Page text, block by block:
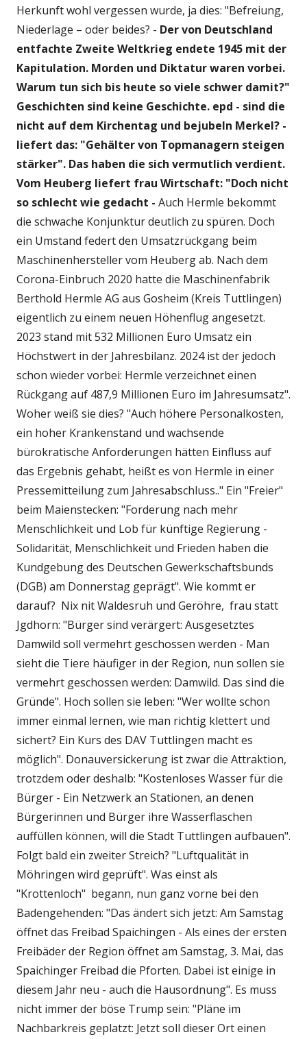
Herkunft wohl vergessen wurde, ja dies: "Befreiung,
Niederlage – oder beides? - Der von Deutschland
entfachte Zweite Weltkrieg endete 1945 mit der
Kapitulation. Morden und Diktatur waren vorbei.
Warum tun sich bis heute so viele schwer damit?"
Geschichten sind keine Geschichte. epd - sind die
nicht auf dem Kirchentag und bejubeln Merkel? -
liefert das: "Gehälter von Topmanagern steigen
stärker". Das haben die sich vermutlich verdient.
Vom Heuberg liefert frau Wirtschaft: "Doch nicht
so schlecht wie gedacht - Auch Hermle bekommt
die schwache Konjunktur deutlich zu spüren. Doch
ein Umstand federt den Umsatzrückgang beim
Maschinenhersteller vom Heuberg ab. Nach dem
Corona-Einbruch 2020 hatte die Maschinenfabrik
Berthold Hermle AG aus Gosheim (Kreis Tuttlingen)
eigentlich zu einem neuen Höhenflug angesetzt.
2023 stand mit 532 Millionen Euro Umsatz ein
Höchstwert in der Jahresbilanz. 2024 ist der jedoch
schon wieder vorbei: Hermle verzeichnet einen
Rückgang auf 487,9 Millionen Euro im Jahresumsatz".
Woher weiß sie dies? "Auch höhere Personalkosten,
ein hoher Krankenstand und wachsende
bürokratische Anforderungen hätten Einfluss auf
das Ergebnis gehabt, heißt es von Hermle in einer
Pressemitteilung zum Jahresabschluss.." Ein "Freier"
beim Maienstecken: "Forderung nach mehr
Menschlichkeit und Lob für künftige Regierung -
Solidarität, Menschlichkeit und Frieden haben die
Kundgebung des Deutschen Gewerkschaftsbunds
(DGB) am Donnerstag geprägt". Wie kommt er
darauf? Nix nit Waldesruh und Geröhre, frau statt
Jgdhorn: "Bürger sind verärgert: Ausgesetztes
Damwild soll vermehrt geschossen werden - Man
sieht die Tiere häufiger in der Region, nun sollen sie
vermehrt geschossen werden: Damwild. Das sind die
Gründe". Hoch sollen sie leben: "Wer wollte schon
immer einmal lernen, wie man richtig klettert und
sichert? Ein Kurs des DAV Tuttlingen macht es
möglich". Donauversickerung ist zwar die Attraktion,
trotzdem oder deshalb: "Kostenloses Wasser für die
Bürger - Ein Netzwerk an Stationen, an denen
Bürgerinnen und Bürger ihre Wasserflaschen
auffüllen können, will die Stadt Tuttlingen aufbauen".
Folgt bald ein zweiter Streich? "Luftqualität in
Möhringen wird geprüft". Was einst als
"Krottenloch" begann, nun ganz vorne bei den
Badengehenden: "Das ändert sich jetzt: Am Samstag
öffnet das Freibad Spaichingen - Als eines der ersten
Freibäder der Region öffnet am Samstag, 3. Mai, das
Spaichinger Freibad die Pforten. Dabei ist einige in
diesem Jahr neu - auch die Hausordnung". Es muss
nicht immer der böse Trump sein: "Pläne im
Nachbarkreis geplatzt: Jetzt soll dieser Ort einen